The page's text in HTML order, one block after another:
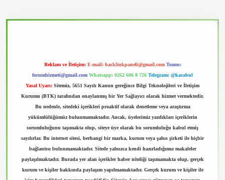
Reklam ve İletişim: E-mail: backlinkpaneli@gmail.com Teams:
forumhizmeti@gmail.com Whatsapp: 0262 606 0 726 Telegram: @karabul
Yasal Uyarı: Sitemiz, 5651 Sayılı Kanun gereğince Bilgi Teknolojileri ve İletişim
Kurumu (BTK) tarafından onaylanmış bir Yer Sağlayıcı olarak hizmet vermektedir.
Bu nedenle, sitedeki içerikleri proaktif olarak denetleme veya araştırma
yükümlülüğümüz bulunmamaktadır. Ancak, üyelerimiz yazdıkları içeriklerin
sorumluluğunu taşımakta olup, siteye üye olarak bu sorumluluğu kabul etmiş
sayılırlar. Bu internet sitesi, herhangi bir marka, kurum veya şahıs şirketi ile hiçbir
bağlantısı bulunmamaktadır. Sitede yalnızca kendi hazırladığımız makaleler
paylaşılmaktadır. Burada yer alan içerikler haber niteliği taşımamakta olup, gerçek
kurum ve kişiler hakkında paylaşım yapılmamaktadır. Gerçek kurum ve kişiler ile